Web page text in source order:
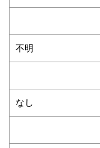
不明
なし